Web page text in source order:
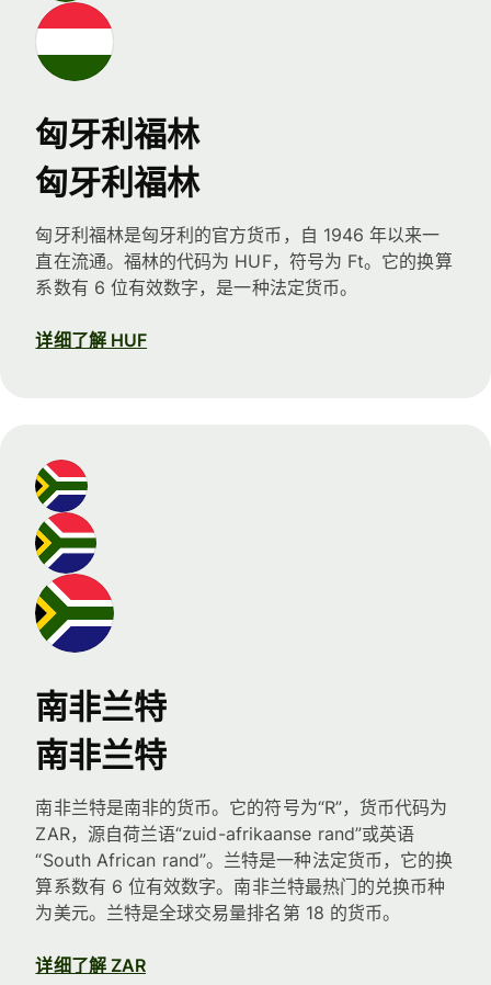
匈牙利福林
匈牙利福林
匈牙利福林是匈牙利的官方货币，自 1946 年以来一
直在流通。福林的代码为 HUF，符号为 Ft。它的换算
系数有 6 位有效数字，是一种法定货币。
详细了解 HUF
南非兰特
南非兰特
南非兰特是南非的货币。它的符号为“R”，货币代码为
ZAR，源自荷兰语“zuid-afrikaanse rand”或英语
“South African rand”。兰特是一种法定货币，它的换
算系数有 6 位有效数字。南非兰特最热门的兑换币种
为美元。兰特是全球交易量排名第 18 的货币。
详细了解 ZAR